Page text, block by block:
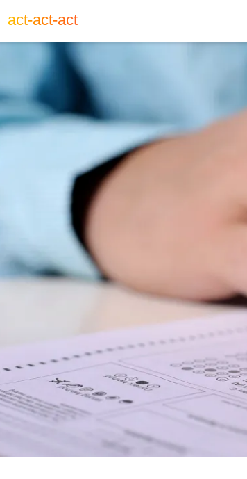
act-act-act
Anmelden
Sa, 08. August 2026 |
Englisch